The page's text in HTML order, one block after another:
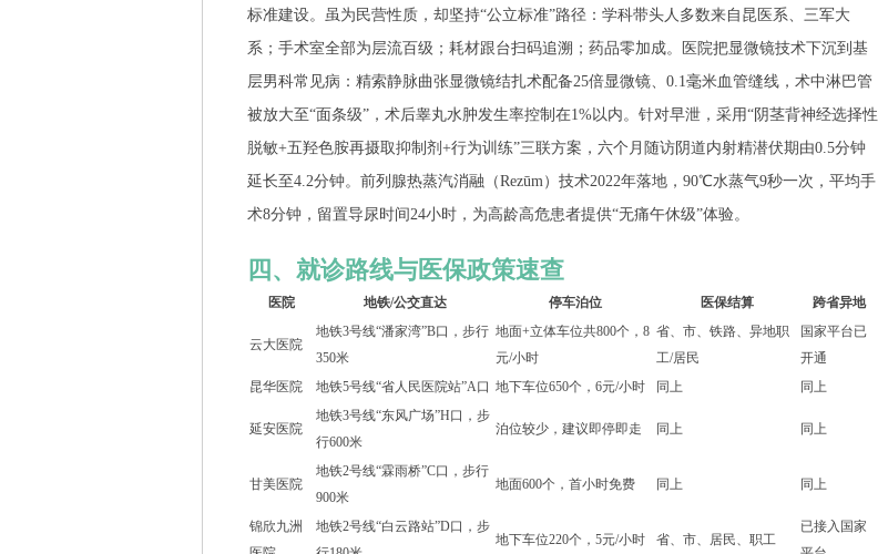
标准建设。虽为民营性质，却坚持“公立标准”路径：学科带头人多数来自昆医系、三军大
系；手术室全部为层流百级；耗材跟台扫码追溯；药品零加成。医院把显微镜技术下沉到基
层男科常见病：精索静脉曲张显微镜结扎术配备25倍显微镜、0.1毫米血管缝线，术中淋巴管
被放大至“面条级”，术后睾丸水肿发生率控制在1%以内。针对早泄，采用“阴茎背神经选择性
脱敏+五羟色胺再摄取抑制剂+行为训练”三联方案，六个月随访阴道内射精潜伏期由0.5分钟
延长至4.2分钟。前列腺热蒸汽消融（Rezūm）技术2022年落地，90℃水蒸气9秒一次，平均手
术8分钟，留置导尿时间24小时，为高龄高危患者提供“无痛午休级”体验。
四、就诊路线与医保政策速查
医院 地铁/公交直达 停车泊位 医保结算 跨省异地
云大医院
地铁3号线“潘家湾”B口，步行
350米
地面+立体车位共800个，8
元/小时
省、市、铁路、异地职
工/居民
国家平台已
开通
昆华医院
地铁5号线“省人民医院站”A口 地下车位650个，6元/小时 同上 同上
延安医院
地铁3号线“东风广场”H口，步
行600米
泊位较少，建议即停即走 同上 同上
甘美医院
地铁2号线“霖雨桥”C口，步行
900米
地面600个，首小时免费 同上 同上
锦欣九洲
地铁2号线“白云路站”D口，步
地下车位220个，5元/小时 省、市、居民、职工
已接入国家